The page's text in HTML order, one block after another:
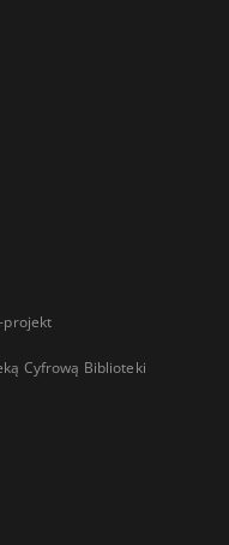
projekt
Cyfrową Biblioteki